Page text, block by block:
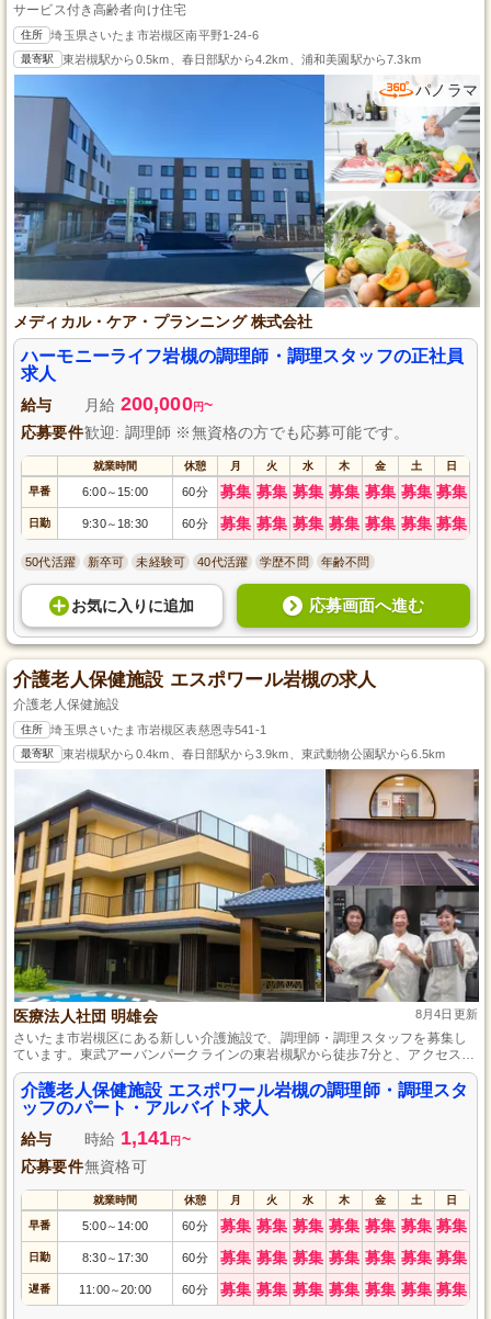
サービス付き高齢者向け住宅
住所 埼玉県さいたま市岩槻区南平野1-24-6
最寄駅 東岩槻駅から0.5km、春日部駅から4.2km、浦和美園駅から7.3km
パノラマ
メディカル・ケア・プランニング 株式会社
ハーモニーライフ岩槻の調理師・調理スタッフの正社員
求人
給与 月給 200,000円~
応募要件歓迎: 調理師 ※無資格の方でも応募可能です。
就業時間 休憩 月 火 水 木 金 土 日
早番 6:00～ 15:00 60分 募集 募集 募集 募集 募集 募集 募集
日勤 9:30～ 18:30 60分 募集 募集 募集 募集 募集 募集 募集
50代活躍 新卒可 未経験可 40代活躍 学歴不問 年齢不問
お気に入り に追加 応募画面へ進む
介護老人保健施設 エスポワール岩槻の求人
介護老人保健施設
住所 埼玉県さいたま市岩槻区表慈恩寺541-1
最寄駅 東岩槻駅から0.4km、春日部駅から3.9km、東武動物公園駅から6.5km
医療法人社団 明雄会 8月4日更新
さいたま市岩槻区にある新しい介護施設で、調理師・調理スタッフを募集し
ています。東武アーバンパークラインの東岩槻駅から徒歩7分と、アクセス良
好な場所に位置します。和の温もり溢れる施設で、資格を活かし地域の方々
を支えるやりがいのある仕事です。未経験者も資格手当あり！週3日～勤務可
能で、幅広い年齢層のスタッフが活躍中です。
介護老人保健施設 エスポワール岩槻の調理師・調理スタ
ッフのパート・アルバイト求人
給与 時給 1,141円 ~
応募要件無資格可
就業時間 休憩 月 火 水 木 金 土 日
早番 5:00～ 14:00 60分 募集 募集 募集 募集 募集 募集 募集
日勤 8:30～ 17:30 60分 募集 募集 募集 募集 募集 募集 募集
遅番 11:00～20:00 60分 募集 募集 募集 募集 募集 募集 募集